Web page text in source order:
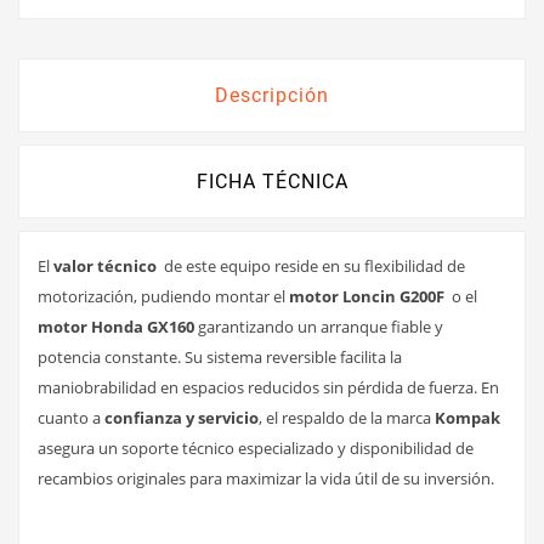
Descripción
FICHA TÉCNICA
Elvalor técnico de este equipo reside en su flexibilidad de
motorización, pudiendo montar el motor Loncin G200F o el
motor Honda GX160 garantizando un arranque fiable y
potencia constante. Su sistema reversible facilita la
maniobrabilidad en espacios reducidos sin pérdida de fuerza. En
cuanto aconfianza y servicio, el respaldo de la marca Kompak
asegura un soporte técnico especializado y disponibilidad de
recambios originales para maximizar la vida útil de su inversión.